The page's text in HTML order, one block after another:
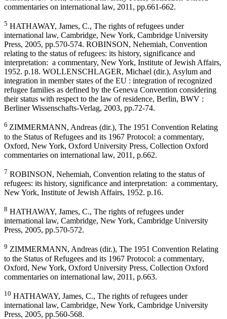
commentaries on international law, 2011, pp.661-662.
5 HATHAWAY, James, C., The rights of refugees under
international law, Cambridge, New York, Cambridge University
Press, 2005, pp.570-574. ROBINSON, Nehemiah, Convention
relating to the status of refugees: its history, significance and
interpretation: a commentary, New York, Institute of Jewish Affairs,
1952. p.18. WOLLENSCHLAGER, Michael (dir.), Asylum and
integration in member states of the EU : integration of recognized
refugee families as defined by the Geneva Convention considering
their status with respect to the law of residence, Berlin, BWV :
Berliner Wissenschafts-Verlag, 2003, pp.72-74.
6 ZIMMERMANN, Andreas (dir.), The 1951 Convention Relating
to the Status of Refugees and its 1967 Protocol: a commentary,
Oxford, New York, Oxford University Press, Collection Oxford
commentaries on international law, 2011, p.662.
7 ROBINSON, Nehemiah, Convention relating to the status of
refugees: its history, significance and interpretation: a commentary,
New York, Institute of Jewish Affairs, 1952. p.16.
8 HATHAWAY, James, C., The rights of refugees under
international law, Cambridge, New York, Cambridge University
Press, 2005, pp.570-572.
9 ZIMMERMANN, Andreas (dir.), The 1951 Convention Relating
to the Status of Refugees and its 1967 Protocol: a commentary,
Oxford, New York, Oxford University Press, Collection Oxford
commentaries on international law, 2011, p.663.
10 HATHAWAY, James, C., The rights of refugees under
international law, Cambridge, New York, Cambridge University
Press, 2005, pp.560-568.